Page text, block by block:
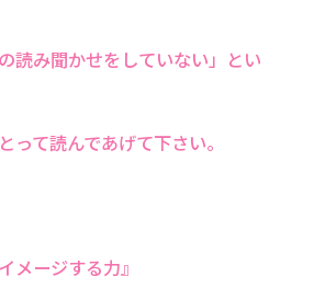
読み聞かせをしていない」とい
って読んであげて下さい。
メージする力』